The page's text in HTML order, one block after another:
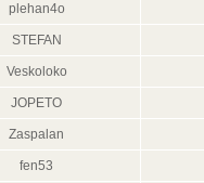
plehan4o
STEFAN
Veskoloko
JOPETO
Zaspalan
fen53